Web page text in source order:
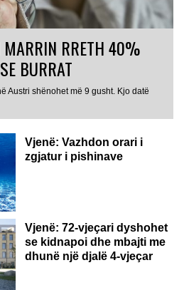
MARRIN RRETH 40%
BURRAT
Austri shënohet më 9 gusht. Kjo datë
Vjenë: Vazhdon orari i
zgjatur i pishinave
Vjenë: 72-vjeçari dyshohet
se kidnapoi dhe mbajti me
dhunë një djalë 4-vjeçar